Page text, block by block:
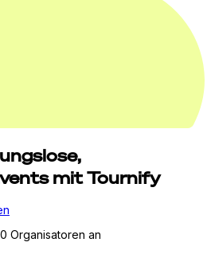
mit Tournify
Organisatoren an